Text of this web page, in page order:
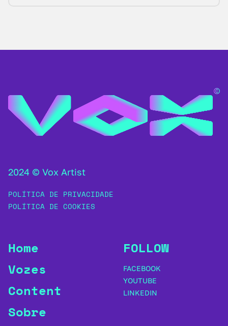
2024 © Vox Artist
POLÍTICA DE PRIVACIDADE
POLÍTICA DE COOKIES
Home
Vozes
Content
Sobre
FOLLOW
FACEBOOK
YOUTUBE
LINKEDIN